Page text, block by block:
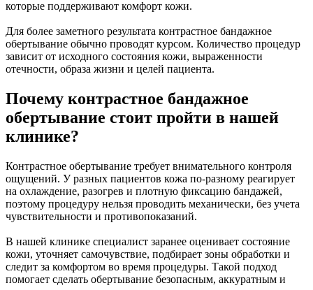
которые поддерживают комфорт кожи.
Для более заметного результата контрастное бандажное
обертывание обычно проводят курсом. Количество процедур
зависит от исходного состояния кожи, выраженности
отечности, образа жизни и целей пациента.
Почему контрастное бандажное
обертывание стоит пройти в нашей
клинике?
Контрастное обертывание требует внимательного контроля
ощущений. У разных пациентов кожа по-разному реагирует
на охлаждение, разогрев и плотную фиксацию бандажей,
поэтому процедуру нельзя проводить механически, без учета
чувствительности и противопоказаний.
В нашей клинике специалист заранее оценивает состояние
кожи, уточняет самочувствие, подбирает зоны обработки и
следит за комфортом во время процедуры. Такой подход
помогает сделать обертывание безопасным, аккуратным и